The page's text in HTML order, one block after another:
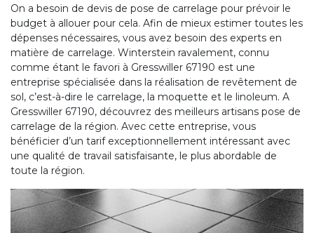
On a besoin de devis de pose de carrelage pour prévoir le
budget à allouer pour cela. Afin de mieux estimer toutes les
dépenses nécessaires, vous avez besoin des experts en
matière de carrelage. Winterstein ravalement, connu
comme étant le favori à Gresswiller 67190 est une
entreprise spécialisée dans la réalisation de revêtement de
sol, c’est-à-dire le carrelage, la moquette et le linoleum. A
Gresswiller 67190, découvrez des meilleurs artisans pose de
carrelage de la région. Avec cette entreprise, vous
bénéficier d’un tarif exceptionnellement intéressant avec
une qualité de travail satisfaisante, le plus abordable de
toute la région.